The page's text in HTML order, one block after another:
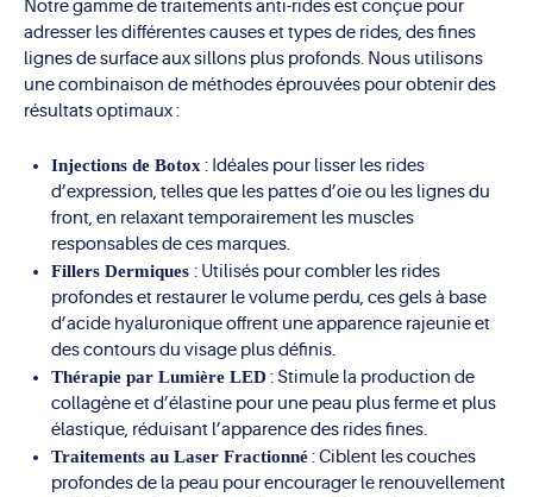
Notre gamme de traitements anti-rides est conçue pour
adresser les différentes causes et types de rides, des fines
lignes de surface aux sillons plus profonds. Nous utilisons
une combinaison de méthodes éprouvées pour obtenir des
résultats optimaux :
Injections de Botox: Idéales pour lisser les rides
d’expression, telles que les pattes d’oie ou les lignes du
front, en relaxant temporairement les muscles
responsables de ces marques.
Fillers Dermiques : Utilisés pour combler les rides
profondes et restaurer le volume perdu, ces gels à base
d’acide hyaluronique offrent une apparence rajeunie et
des contours du visage plus définis.
Thérapie par Lumière LED : Stimule la production de
collagène et d’élastine pour une peau plus ferme et plus
élastique, réduisant l’apparence des rides fines.
Traitements au Laser Fractionné: Ciblent les couches
profondes de la peau pour encourager le renouvellement